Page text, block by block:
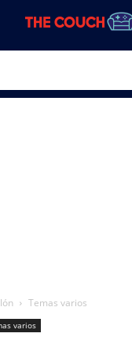
Temas varios
varios